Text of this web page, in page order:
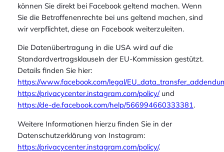
können Sie direkt bei Facebook geltend machen. Wenn
Sie die Betroffenenrechte bei uns geltend machen, sind
wir verpflichtet, diese an Facebook weiterzuleiten.
Die Datenübertragung in die USA wird auf die
Standardvertragsklauseln der EU-Kommission gestützt.
Details finden Sie hier:
https://www.facebook.com/legal/
https://privacycenter.instagram.com/policy/und
https://de-de.facebook.com/help/566994660333381.
Weitere Informationen hierzu finden Sie in der
Datenschutzerklärung von Instagram:
https://privacycenter.instagram.com/policy/.